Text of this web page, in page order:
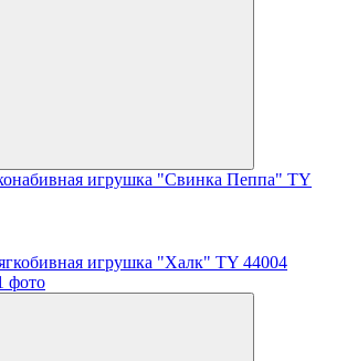
игрушка "Свинка Пеппа" TY